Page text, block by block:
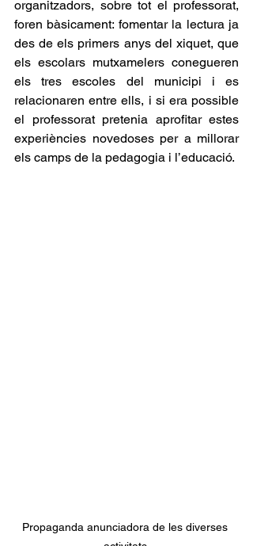
organitzadors, sobre tot el professorat,
foren bàsicament: fomentar la lectura ja
des de els primers anys del xiquet, que
els escolars mutxamelers conegueren
els tres escoles del municipi i es
relacionaren entre ells, i si era possible
el professorat pretenia aprofitar estes
experiències novedoses per a millorar
els camps de la pedagogia i l’educació.
Propaganda anunciadora de les diverses